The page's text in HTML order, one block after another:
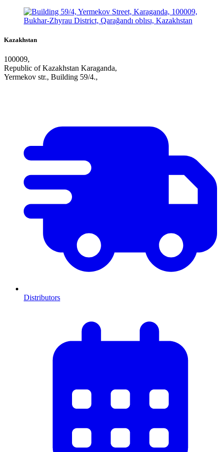
Kazakhstan
100009,
Republic of Kazakhstan Karaganda,
Yermekov str., Building 59/4.,
Distributors